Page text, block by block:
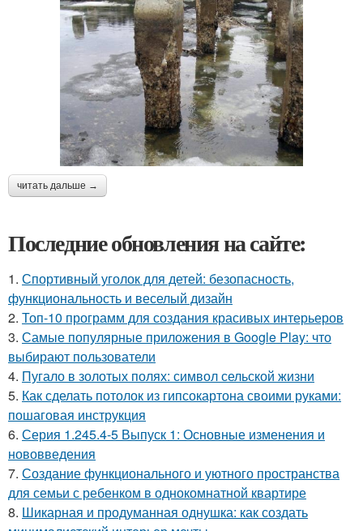
читать дальше →
Последние обновления на сайте:
1. Спортивный уголок для детей: безопасность,
функциональность и веселый дизайн
2. Топ-10 программ для создания красивых интерьеров
3. Самые популярные приложения в Google Play: что
выбирают пользователи
4. Пугало в золотых полях: символ сельской жизни
5. Как сделать потолок из гипсокартона своими руками:
пошаговая инструкция
6. Серия 1.245.4-5 Выпуск 1: Основные изменения и
нововведения
7. Создание функционального и уютного пространства
для семьи с ребенком в однокомнатной квартире
8. Шикарная и продуманная однушка: как создать